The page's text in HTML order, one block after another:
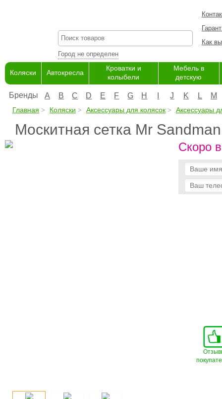
Город не определен
Как
Коляски Автокресла
Кроватки и
колыбели
Мебель в
детскую
Бренды A B C D E F G H J K L M
Главная Коляски Аксессуары для колясок Аксессуары
Москитная сетка Mr
Скоро